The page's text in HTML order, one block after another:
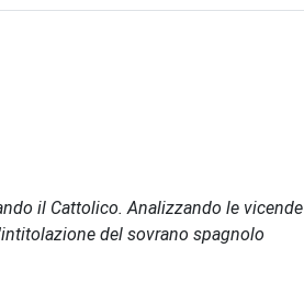
il Cattolico. Analizzando le vicende
del sovrano spagnolo